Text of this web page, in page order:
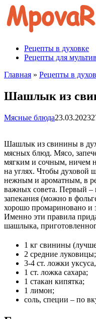
Перейти
контенту
Рецепты в духовке
Рецепты для
Главная » Рецепты в
Шашлык из
Мясные блюда23.03.2023
Шашлык из свинины в
мясных блюд. Мясо,
мягким и сочным, ничем
на углях. Чтобы духовой
нежным и ароматным, в
важных совета. Первый –
запекания (можно в
хорошо промариновано и
Именно эти правила
шашлыка,
1 кг свинины
2 средние луковицы;
3-4 ст. ложки уксуса,
1 ст. ложка сахара;
1 стакан кипятка;
1 лимон;
соль, специи – по